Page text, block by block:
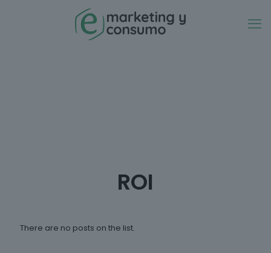
ROI
There are no posts on the list.